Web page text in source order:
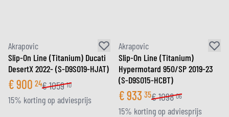
Akrapovic
Slip-On Line (Titanium) Ducati
DesertX 2022- (S-D9SO19-HJAT)
€900 24€1059 10
15% korting op adviesprijs
Akrapovic
Slip-On Line (Titanium)
Hypermotard 950/SP 2019-23
(S-D9SO15-HCBT)
€933 35€1098 06
15% korting op adviesprijs